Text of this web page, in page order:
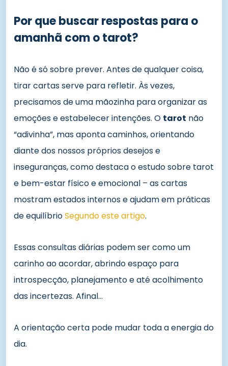
Por que buscar respostas para o
amanhã com o tarot?
Não é só sobre prever. Antes de qualquer coisa,
tirar cartas serve para refletir. Às vezes,
precisamos de uma mãozinha para organizar as
emoções e estabelecer intenções. O tarot não
“adivinha”, mas aponta caminhos, orientando
diante dos nossos próprios desejos e
inseguranças, como destaca o estudo sobre tarot
e bem-estar físico e emocional – as cartas
mostram estados internos e ajudam em práticas
de equilíbrioSegundo este artigo.
Essas consultas diárias podem ser como um
carinho ao acordar, abrindo espaço para
introspecção, planejamento e até acolhimento
das incertezas. Afinal…
A orientação certa pode mudar toda a energia do
dia.